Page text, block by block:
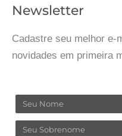
Newsletter
Cadastre seu melhor e-
novidades em primeira
Nome
Sobrenome